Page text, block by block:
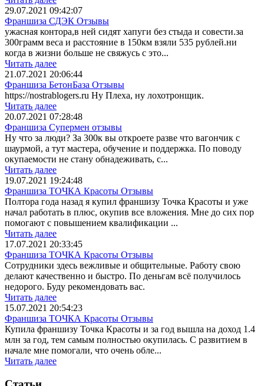
29.07.2021 09:42:07
Франшиза СДЭК Отзывы
ужасная контора,в ней сидят хапуги без стыда и совести.за
300грамм веса и расстояние в 150км взяли 535 рублей.ни
когда в жизни больше не свяжусь с это...
Читать далее
21.07.2021 20:06:44
Франшиза БетонБаза Отзывы
https://nostrablogers.ru Ну Плеха, ну лохотронщик.
Читать далее
20.07.2021 07:28:48
Франшиза Супермен отзывы
Ну что за люди? За 300к вы откроете разве что вагончик с
шаурмой, а тут мастера, обучение и поддержка. По поводу
окупаемости не стану обнадеживать, с...
Читать далее
19.07.2021 19:24:48
Франшиза ТОЧКА Красоты Отзывы
Полтора года назад я купил франшизу Точка Красоты и уже
начал работать в плюс, окупив все вложения. Мне до сих пор
помогают с повышением квалификации ...
Читать далее
17.07.2021 20:33:45
Франшиза ТОЧКА Красоты Отзывы
Сотрудники здесь вежливые и общительные. Работу свою
делают качественно и быстро. По деньгам всё получилось
недорого. Буду рекомендовать вас.
Читать далее
15.07.2021 20:54:23
Франшиза ТОЧКА Красоты Отзывы
Купила франшизу Точка Красоты и за год вышла на доход 1.4
млн за год, тем самым полностью окупилась. С развитием в
начале мне помогали, что очень обле...
Читать далее